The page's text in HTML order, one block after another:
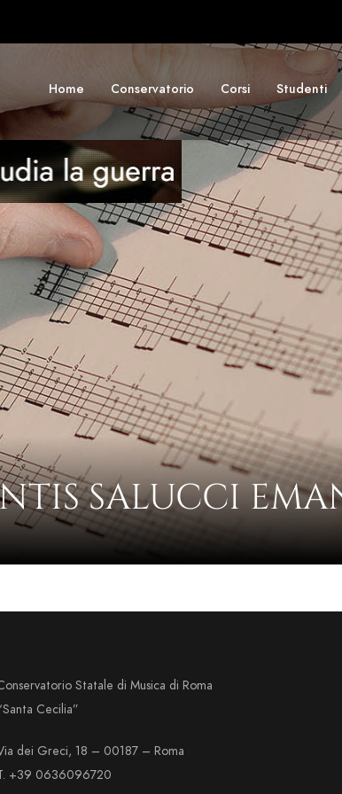
Home Conservatorio Corsi Studenti
SALUCCI
Statale di Musica di Roma
Cecilia”
dei Greci, 18 – 00187 – Roma
+39 0636096720